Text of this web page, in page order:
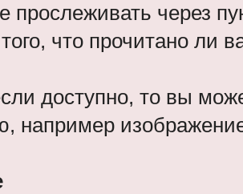
прослеживать через
что прочитано ли
доступно, то вы
например